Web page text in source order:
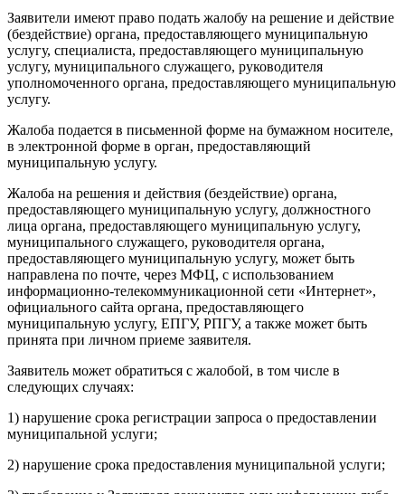
Заявители имеют право подать жалобу на решение и действие
(бездействие) органа, предоставляющего муниципальную
услугу, специалиста, предоставляющего муниципальную
услугу, муниципального служащего, руководителя
уполномоченного органа, предоставляющего муниципальную
услугу.
Жалоба подается в письменной форме на бумажном носителе,
в электронной форме в орган, предоставляющий
муниципальную услугу.
Жалоба на решения и действия (бездействие) органа,
предоставляющего муниципальную услугу, должностного
лица органа, предоставляющего муниципальную услугу,
муниципального служащего, руководителя органа,
предоставляющего муниципальную услугу, может быть
направлена по почте, через МФЦ, с использованием
информационно-телекоммуникационной сети «Интернет»,
официального сайта органа, предоставляющего
муниципальную услугу, ЕПГУ, РПГУ, а также может быть
принята при личном приеме заявителя.
Заявитель может обратиться с жалобой, в том числе в
следующих случаях:
1) нарушение срока регистрации запроса о предоставлении
муниципальной услуги;
2) нарушение срока предоставления муниципальной услуги;